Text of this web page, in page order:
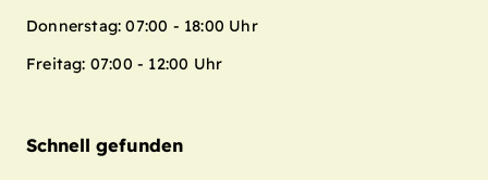
Donnerstag: 07:00 - 18:00 Uhr
Freitag: 07:00 - 12:00 Uhr
Schnell gefunden